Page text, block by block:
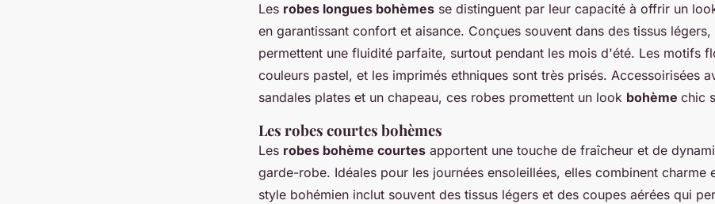
Les robes longues bohèmes se distinguent par leur capacité à offrir un
en garantissant confort et aisance. Conçues souvent dans des tissus légers,
permettent une fluidité parfaite, surtout pendant les mois d'été. Les motifs
couleurs pastel, et les imprimés ethniques sont très prisés. Accessoirisées
sandales plates et un chapeau, ces robes promettent un look bohème chic
Les robes courtes bohèmes
Les robes bohème courtes apportent une touche de fraîcheur et de
garde-robe. Idéales pour les journées ensoleillées, elles combinent charme
style bohémien inclut souvent des tissus légers et des coupes aérées qui